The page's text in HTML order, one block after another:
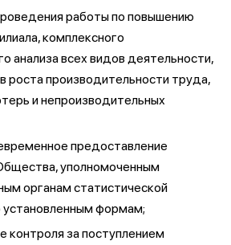
работы по повышению
комплексного
анализа всех видов деятельности,
роста производительности труда,
и непроизводительных
предоставление
уполномоченным
органам статистической
установленным формам;
контроля за поступлением